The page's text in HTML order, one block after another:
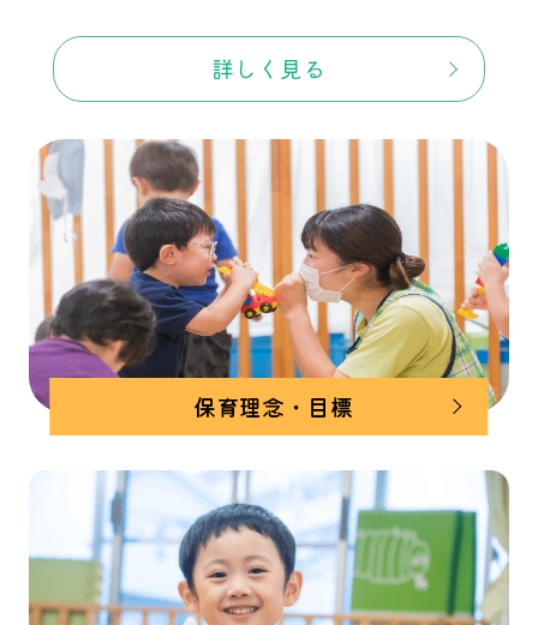
詳しく見る
保育理念・目標